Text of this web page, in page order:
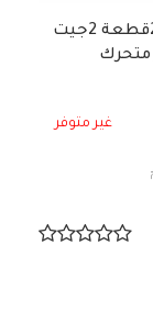
وحدة شاور 2قطعة 2جيت
متحرك
غير متوفر